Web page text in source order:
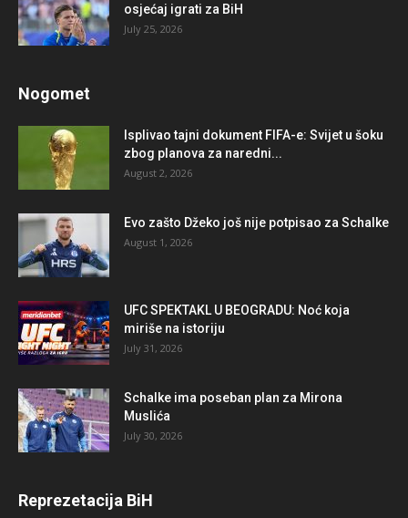
osjećaj igrati za BiH
July 25, 2026
Nogomet
Isplivao tajni dokument FIFA-e: Svijet u šoku
zbog planova za naredni...
August 2, 2026
Evo zašto Džeko još nije potpisao za Schalke
August 1, 2026
UFC SPEKTAKL U BEOGRADU: Noć koja
miriše na istoriju
July 31, 2026
Schalke ima poseban plan za Mirona
Muslića
July 30, 2026
Reprezetacija BiH